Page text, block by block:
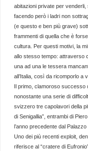
abitazioni private per
facendo però i ladri non
(e questo e ben più grave)
frammenti di quella che è
cultura. Per questi motivi, la
allo stesso tempo: attraverso
una ad una le tessera
all’Italia, così da ricomporlo a
Il primo, clamoroso successo
nonostante una serie di
svizzero tre capolavori della
di Senigallia”, entrambi di
l’anno precedente dal
Uno dei più recenti exploit,
riferisce al “cratere di